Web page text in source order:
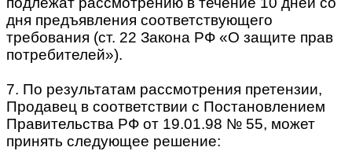
дня предъявления соответствующего
требования (ст. 22 Закона РФ «О защите прав
потребителей»).
7. По результатам рассмотрения претензии,
Продавец в соответствии с Постановлением
Правительства РФ от 19.01.98 № 55, может
принять следующее решение: